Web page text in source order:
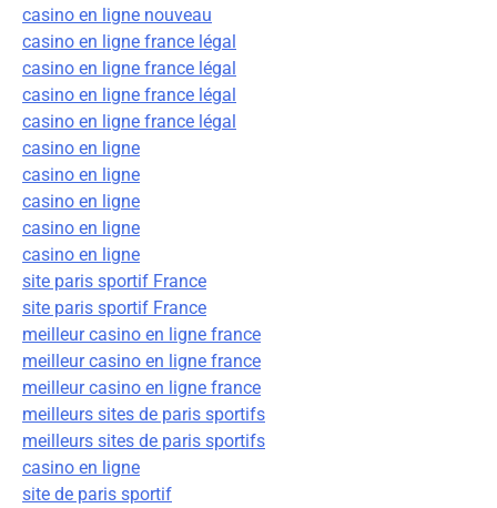
casino en ligne nouveau
casino en ligne france légal
casino en ligne france légal
casino en ligne france légal
casino en ligne france légal
casino en ligne
casino en ligne
casino en ligne
casino en ligne
casino en ligne
site paris sportif France
site paris sportif France
meilleur casino en ligne france
meilleur casino en ligne france
meilleur casino en ligne france
meilleurs sites de paris sportifs
meilleurs sites de paris sportifs
casino en ligne
site de paris sportif